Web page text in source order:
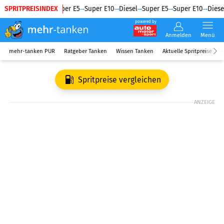
SPRITPREISINDEX
Diesel Super E5 Super E10 Diesel Super E5 Super E10 Diesel
powered by
Anmelden Menü
mehr-tanken PUR Ratgeber Tanken Wissen Tanken Aktuelle Spritpreise
Spritpreise vergleichen
ANZEIGE